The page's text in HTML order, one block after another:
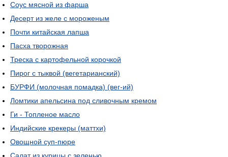
Соус мясной из фарша
Десерт из желе с мороженым
Почти китайская лапша
Пасха творожная
Треска с картофельной корочкой
Пирог с тыквой (вегетарианский)
БУРФИ (молочная помадка) (вег-ий)
Ломтики апельсина под сливочным кремом
Ги - Топленое масло
Индийские крекеры (маттхи)
Овощной суп-пюре